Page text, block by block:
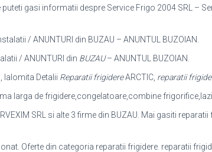
gasi informatii despre Service Frigo 2004 SRL –
/ ANUNTURI din BUZAU – ANUNTUL BUZOIAN.
/ ANUNTURI din BUZAU– ANUNTUL BUZOIAN.
Ialomita Detalii Reparatii frigidereARCTIC, reparatii
larga de frigidere, congelatoare,combine
SRL si alte 3 firme din BUZAU. Mai gasiti
Oferte din categoria reparatii frigidere. reparatii